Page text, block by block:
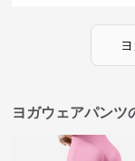
ヨガウェアパンツ